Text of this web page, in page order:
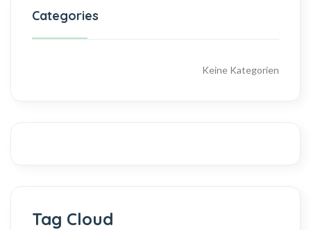
Categories
Keine Kategorien
Tag Cloud